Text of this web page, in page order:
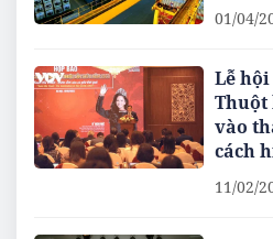
01/04/
Lễ hội
Thuột
vào
cách
11/02/